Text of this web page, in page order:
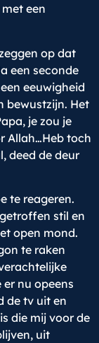
een
op dat
een seconde
eeuwigheid
bewustzijn. Het
je zou je
Allah…Heb toch
deed de deur
te reageren.
stil en
open mond.
te raken
er nu opeens
de tv uit en
die mij voor de
uit